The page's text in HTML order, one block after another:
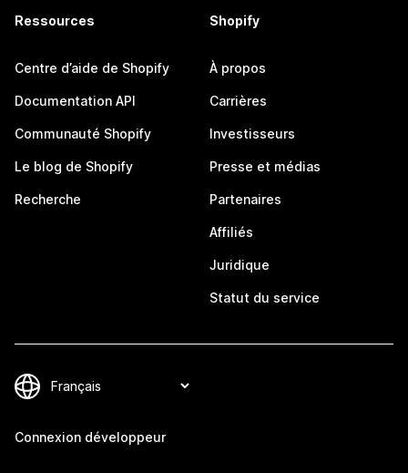
Ressources
Centre d’aide de Shopify
Documentation API
Communauté Shopify
Le blog de Shopify
Recherche
Shopify
À propos
Carrières
Investisseurs
Presse et médias
Partenaires
Affiliés
Juridique
Statut du service
Connexion développeur